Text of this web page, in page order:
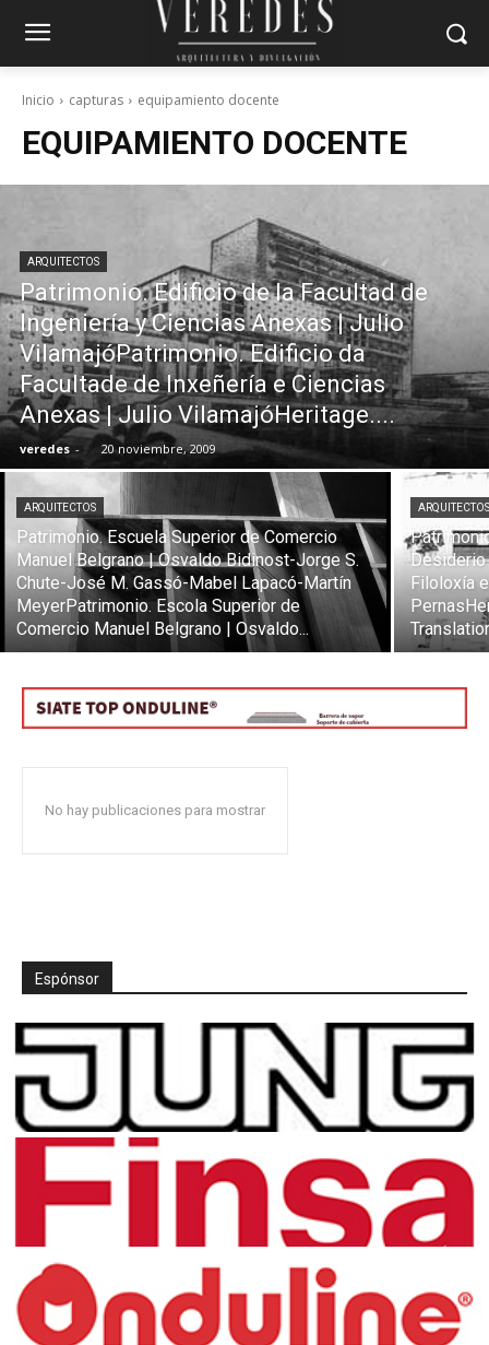
Inicio capturas equipamiento docente
EQUIPAMIENTO DOCENTE
ARQUITECTOS
Patrimonio. Edificio de la Facultad de
Ingeniería y Ciencias Anexas | Julio
VilamajóPatrimonio. Edificio da
Facultade de Inxeñería e Ciencias
Anexas | Julio VilamajóHeritage....
veredes - 20 noviembre, 2009
ARQUITECTOS
Patrimonio. Escuela Superior de Comercio
Manuel Belgrano | Osvaldo Bidinost-Jorge S.
Chute-José M. Gassó-Mabel Lapacó-Martín
MeyerPatrimonio. Escola Superior de
Comercio Manuel Belgrano | Osvaldo...
Filoloxía
No hay publicaciones para mostrar
Espónsor